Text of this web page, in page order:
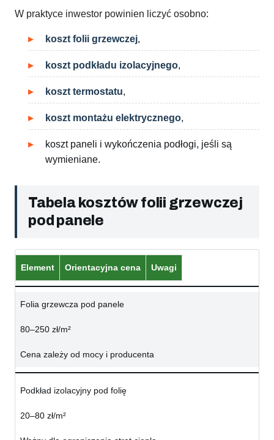
W praktyce inwestor powinien liczyć osobno:
koszt folii grzewczej,
koszt podkładu izolacyjnego,
koszt termostatu,
koszt montażu elektrycznego,
koszt paneli i wykończenia podłogi, jeśli są
wymieniane.
Tabela kosztów folii grzewczej
pod panele
Element Orientacyjna cena Uwagi
Folia grzewcza pod panele
80–250 zł/m²
Cena zależy od mocy i producenta
Podkład izolacyjny pod folię
20–80 zł/m²